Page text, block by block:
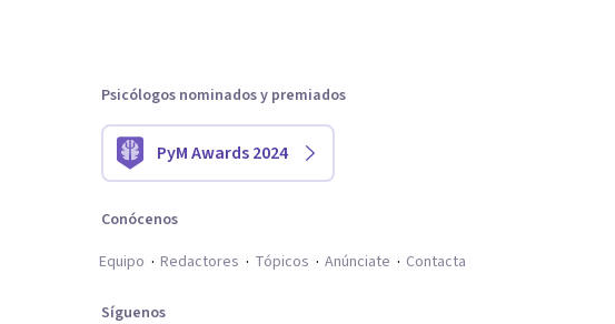
Psicólogos nominados y premiados
PyM Awards 2024
Conócenos
Equipo
Redactores Tópicos Anúnciate Contacta
Síguenos